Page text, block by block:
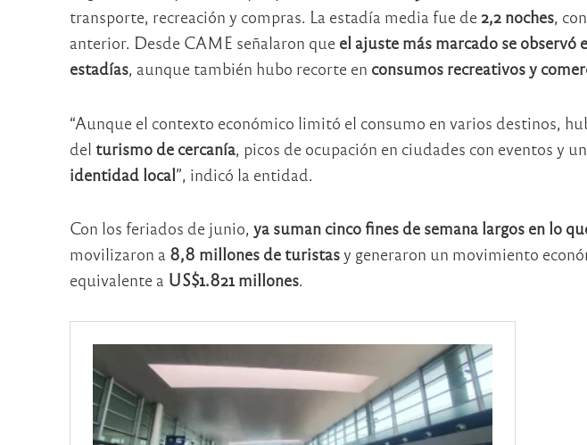
transporte, recreación y compras. La estadía media fue de 2,2 noches,
anterior. Desde CAME señalaron que el ajuste más marcado se observó
estadías, aunque también hubo recorte en consumos recreativos y
“Aunque el contexto económico limitó el consumo en varios destinos,
del turismo de cercanía, picos de ocupación en ciudades con eventos y
identidad local”, indicó la entidad.
Con los feriados de junio, ya suman cinco fines de semana largos en lo
movilizaron a 8,8 millones de turistasy generaron un movimiento
equivalente a US$1.821 millones.